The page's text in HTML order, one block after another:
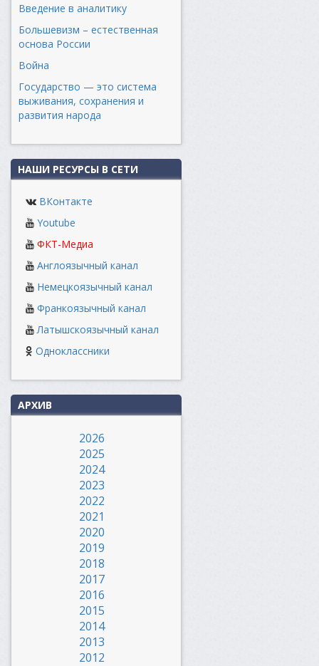
Введение в аналитику
Большевизм – естественная
основа России
Война
Государство — это система
выживания, сохранения и
развития народа
НАШИ РЕСУРСЫ В СЕТИ
ВКонтакте
Youtube
ФКТ-Медиа
Англоязычный канал
Немецкоязычный канал
Франкоязычный канал
Латышскоязычный канал
Одноклассники
АРХИВ
2026
2025
2024
2023
2022
2021
2020
2019
2018
2017
2016
2015
2014
2013
2012